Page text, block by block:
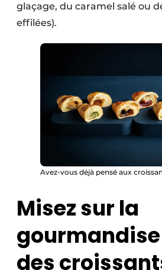
glaçage, du caramel salé ou
effilées).
Avez-vous déjà pensé aux
Misez sur la
des